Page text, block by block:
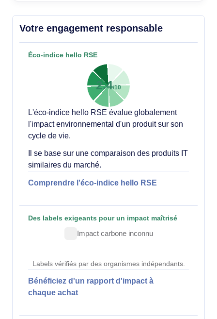
Votre engagement responsable
Éco-indice hello RSE
2.4/10
L'éco-indice hello RSE évalue globalement
l'impact environnemental d'un produit sur son
cycle de vie.
Il se base sur une comparaison des produits IT
similaires du marché.
Comprendre l'éco-indice hello RSE
Des labels exigeants pour un impact maîtrisé
Impact carbone inconnu
Labels vérifiés par des organismes indépendants.
Bénéficiez d'un rapport d'impact à
chaque achat